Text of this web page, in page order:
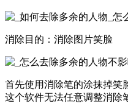
消除目的：消除图片笑脸
首先使用消除笔的涂抹掉笑
这个软件无法任意调整消除